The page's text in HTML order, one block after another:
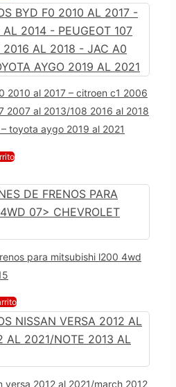
2010 al 2017 – citroen c1 2006
2007 al 2013/108 2016 al 2018
toyota aygo 2019 al 2021
para mitsubishi l200 4wd
versa 2012 al 2021/march 2012